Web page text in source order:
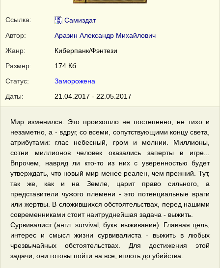
Ссылка:
Самиздат
Автор:
Аразин Александр Михайлович
Жанр:
Киберпанк/Фэнтези
Размер:
174 Кб
Статус:
Заморожена
Даты:
21.04.2017 - 22.05.2017
Мир изменился. Это произошло не постепенно, не тихо и
незаметно, а - вдруг, со всеми, сопутствующими концу света,
атрибутами: глас небесный, гром и молнии. Миллионы,
сотни миллионов человек оказались заперты в игре...
Впрочем, навряд ли кто-то из них с уверенностью будет
утверждать, что новый мир менее реален, чем прежний. Тут,
так же, как и на Земле, царит право сильного, а
представители чужого племени - это потенциальные враги
или жертвы. В сложившихся обстоятельствах, перед нашими
современниками стоит наитруднейшая задача - выжить.
Сурвивалист (англ. survival, букв. выживание). Главная цель,
интерес и смысл жизни сурвивалиста - выжить в любых
чрезвычайных обстоятельствах. Для достижения этой
задачи, они готовы пойти на все, вплоть до убийства.